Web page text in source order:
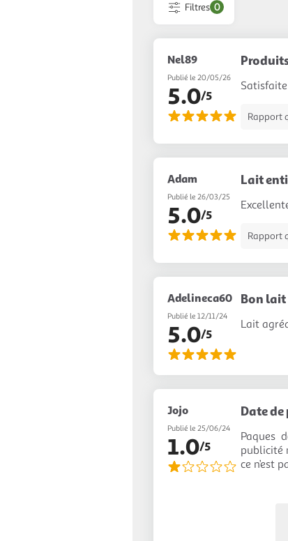
Filtres 0
Nel89
Publié le 20/05/26
5.0/5
Rapport
Adam
Publié le 26/03/25
5.0/5
Lait
Rapport
Adelineca60
Publié le 12/11/24
5.0/5
Bon lait
Lait
Jojo
Publié le 25/06/24
1.0/5
Date
Paques
publicité
ce n’est